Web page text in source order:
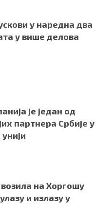
у наредна два
у више делова
је један од
партнера Србије у
на Хоргошу
и излазу у